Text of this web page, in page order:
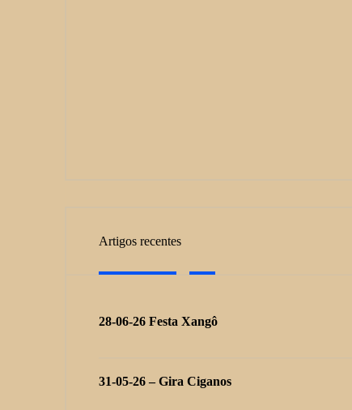
Artigos recentes
28-06-26 Festa Xangô
31-05-26 – Gira Ciganos